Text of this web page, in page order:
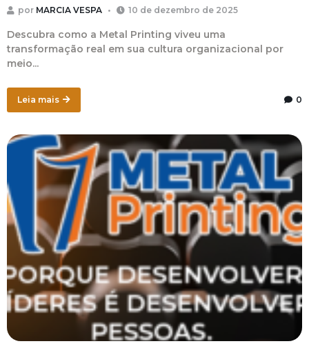
por MARCIA VESPA 10 de dezembro de 2025
Descubra como a Metal Printing viveu uma
transformação real em sua cultura organizacional por
meio...
Leia mais 0